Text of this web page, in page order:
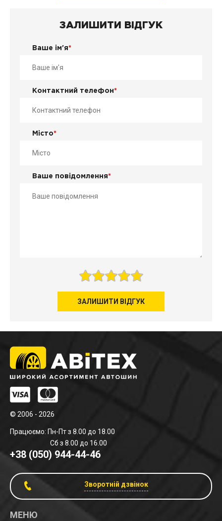
ЗАЛИШИТИ ВІДГУК
Ваше ім'я*
Контактний телефон*
Місто*
Ваше повідомлення*
ЗАЛИШИТИ ВІДГУК
© 2006 - 2026
Працюємо: Пн-Пт з 8.00 до 18.00
Сб з 8.00 до 16.00
+38 (050) 944-44-46
Зворотній дзвінок
МЕНЮ